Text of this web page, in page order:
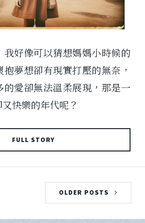
我好像可以猜想媽媽小時候的
夢想卻有現實打壓的無奈，
的愛卻無法溫柔展現，那是一
快樂的年代呢？
FULL STORY
OLDER POSTS